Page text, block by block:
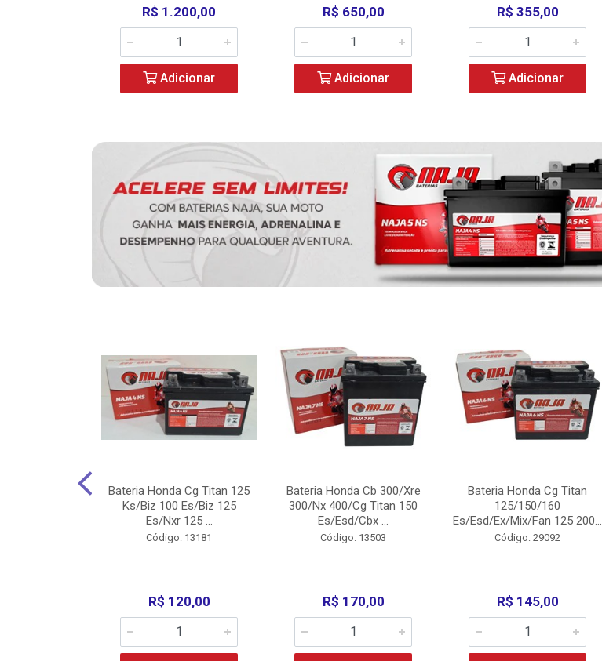
R$ 1.200,00
Adicionar
R$ 650,00
Adicionar
R$ 355,00
Adicionar
Bateria Honda Cg Titan 125
Ks/Biz 100 Es/Biz 125
Es/Nxr 125 ...
Código: 13181
R$ 120,00
Bateria Honda Cb 300/Xre
300/Nx 400/Cg Titan 150
Es/Esd/Cbx ...
Código: 13503
R$ 170,00
Bateria Honda Cg Titan
125/150/160
Es/Esd/Ex/Mix/Fan 125 200...
Código: 29092
R$ 145,00